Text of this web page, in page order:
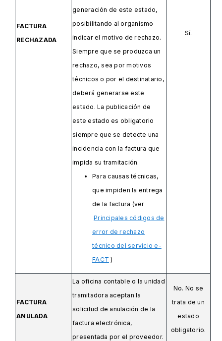
FACTURA
RECHAZADA
generación de este estado,
posibilitando al organismo
indicar el motivo de rechazo.
Siempre que se produzca un
rechazo, sea por motivos
técnicos o por el destinatario,
deberá generarse este
estado. La publicación de
este estado es obligatorio
siempre que se detecte una
incidencia con la factura que
impida su tramitación.
Para causas técnicas,
que impiden la entrega
de la factura (ver
Principales códigos de
error de rechazo
técnico del servicio e-
FACT )
Sí.
FACTURA
ANULADA
La oficina contable o la unidad
tramitadora aceptan la
solicitud de anulación de la
factura electrónica,
presentada por el proveedor.
No. No se
trata de un
estado
obligatorio.